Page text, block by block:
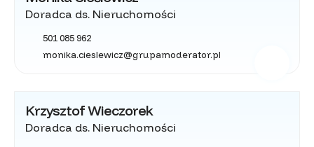
Doradca ds. Nieruchomości
501 085 962
monika.cieslewicz@grupamoderator.pl
Krzysztof Wieczorek
Doradca ds. Nieruchomości